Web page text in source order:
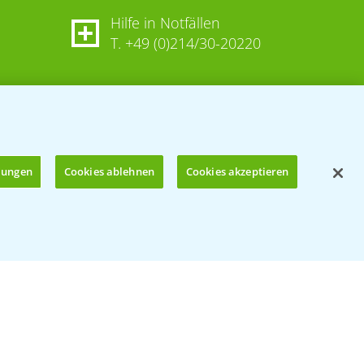
Hilfe in Notfällen
T. +49 (0)214/30-20220
Cookies ablehnen Cookies akzeptieren